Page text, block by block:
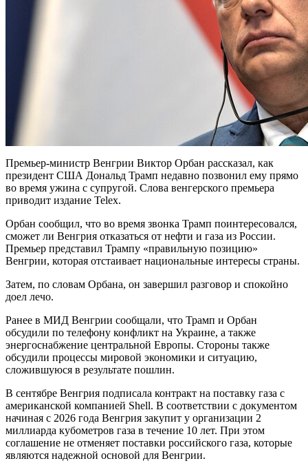
Премьер-министр Венгрии Виктор Орбан рассказал, как
президент США Дональд Трамп недавно позвонил ему прямо
во время ужина с супругой. Слова венгерского премьера
приводит издание Telex.
Орбан сообщил, что во время звонка Трамп поинтересовался,
сможет ли Венгрия отказаться от нефти и газа из России.
Премьер представил Трампу «правильную позицию»
Венгрии, которая отстаивает национальные интересы страны.
Затем, по словам Орбана, он завершил разговор и спокойно
доел лечо.
Ранее в МИД Венгрии сообщали, что Трамп и Орбан
обсудили по телефону конфликт на Украине, а также
энергоснабжение центральной Европы. Стороны также
обсудили процессы мировой экономики и ситуацию,
сложившуюся в результате пошлин.
В сентябре Венгрия подписала контракт на поставку газа с
американской компанией Shell. В соответствии с документом
начиная с 2026 года Венгрия закупит у организации 2
миллиарда кубометров газа в течение 10 лет. При этом
соглашение не отменяет поставки российского газа, которые
являются надежной основой для Венгрии.